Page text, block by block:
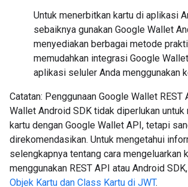
Untuk menerbitkan kartu di aplikasi
sebaiknya gunakan Google Wallet
menyediakan berbagai metode
memudahkan integrasi Google
aplikasi seluler Anda menggunakan
Catatan: Penggunaan Google Wallet REST
Wallet Android SDK tidak diperlukan untuk
kartu dengan Google Wallet API, tetapi
direkomendasikan. Untuk mengetahui
selengkapnya tentang cara mengeluarkan
menggunakan REST API atau Android
Objek Kartu dan Class Kartu di JWT.